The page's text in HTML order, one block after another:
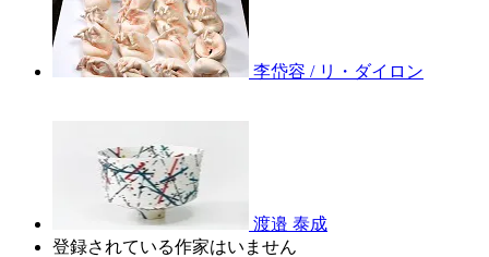
李岱容 / リ・ダイロン
渡邉 泰成
登録されている作家はいません